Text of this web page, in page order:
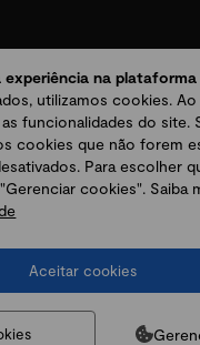
crypto
9 andar - sala 11 - Itaim Bibi - São
a golpes e fraudes|Regulamentos
experiência na plataforma
utilizamos cookies.
funcionalidades do site.
cookies que não forem
Para escolher
cookies". Saiba
Aceitar cookies